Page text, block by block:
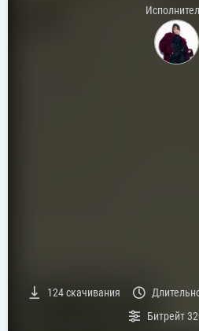
124скачивания
Битрейт